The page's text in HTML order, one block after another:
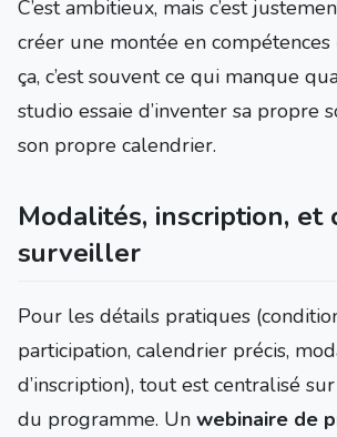
C’est ambitieux, mais c’est
créer une montée en compétences
ça, c’est souvent ce qui manque
studio essaie d’inventer sa propre
son propre calendrier.
Modalités, inscription, et
surveiller
Pour les détails pratiques
participation, calendrier précis,
d’inscription), tout est centralisé
du programme. Un webinaire de